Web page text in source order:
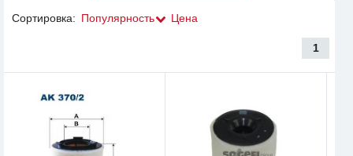
Сортировка: Популярность Цена
1